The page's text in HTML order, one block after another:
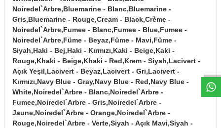
Noiredel`Arbre,Bluemarine - Blanc,Bluemarine -
Gris,Bluemarine - Rouge,Cream - Black,Crème -
Noiredel`Arbre,Fumee - Blanc,Fumee - Blue,Fumee -
Noiredel`Arbre,Füme - Beyaz,Füme - Mavi,Füme -
Siyah,Haki - Bej,Haki - Kırmızı,Kaki - Beige,Kaki -
Rouge,Khaki - Beige,Khaki - Red,Krem - Siyah,Lacivert -
Açık Yeşil,Lacivert - Beyaz,Lacivert - Gri,Lacivert -
Kırmızı,Navy Blue - Gray,Navy Blue - Red,Navy Blue -
White,Noiredel`Arbre - Blanc,Noiredel`Arbre -
Fumee,Noiredel`Arbre - Gris,Noiredel`Arbre -
Jaune,Noiredel`Arbre - Orange,Noiredel`Arbre -
Rouge,Noiredel`Arbre - Verte,Siyah - Açık Mavi,Siyah -